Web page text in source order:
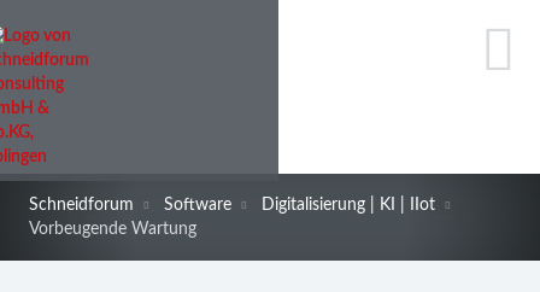
Schneidforum Software
Digitalisierung | KI | IIot
Vorbeugende Wartung